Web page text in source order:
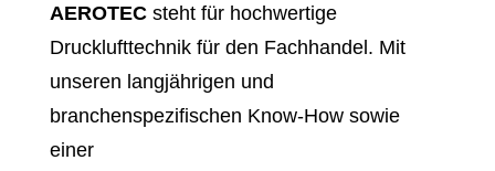
AEROTEC steht für hochwertige
Drucklufttechnik für den Fachhandel. Mit
unseren langjährigen und
branchenspezifischen Know-How sowie
einer